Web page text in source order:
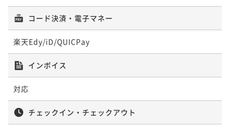
コード決済・電子マネー
楽天Edy/iD/QUICPay
インボイス
対応
チェックイン・チェックアウト